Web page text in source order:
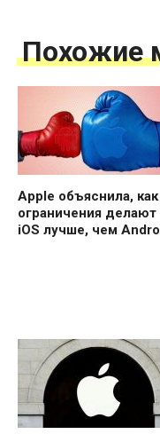
Похожие
Apple объяснила, как
ограничения делают
iOS лучше, чем